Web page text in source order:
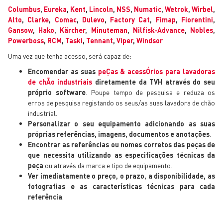
Columbus, Eureka, Kent, Lincoln, NSS, Numatic, Wetrok, Wirbel,
Alto, Clarke, Comac, Dulevo, Factory Cat, Fimap, Fiorentini,
Gansow, Hako, Kärcher, Minuteman, Nilfisk-Advance, Nobles,
Powerboss, RCM, Taski, Tennant, Viper, Windsor
Uma vez que tenha acesso, será capaz de:
Encomendar as suas peÇas & acessÓrios para lavadoras
de chÃo industriais diretamente da TVH através do seu
próprio software. Poupe tempo de pesquisa e reduza os
erros de pesquisa registando os seus/as suas lavadora de chão
industrial.
Personalizar o seu equipamento adicionando as suas
próprias referências, imagens, documentos e anotações
Encontrar as referências ou nomes corretos das peças de
que necessita utilizando as especificações técnicas da
peça ou através da marca e tipo de equipamento.
Ver imediatamente o preço, o prazo, a disponibilidade, as
fotografias e as características técnicas para cada
referência